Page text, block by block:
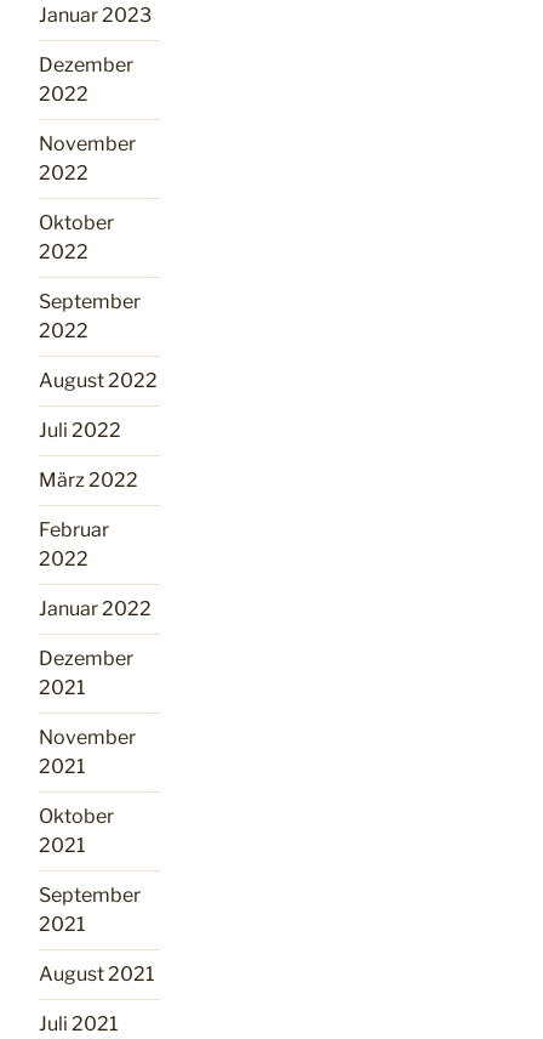
Januar 2023
Dezember
2022
November
2022
Oktober
2022
September
2022
August 2022
Juli 2022
März 2022
Februar
2022
Januar 2022
Dezember
2021
November
2021
Oktober
2021
September
2021
August 2021
Juli 2021